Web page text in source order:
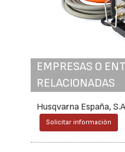
EMPRESAS O
RELACIONADAS
Husqvarna España,
Solicitar información